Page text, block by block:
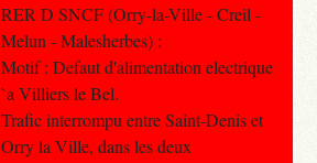
RER D SNCF (Orry-la-Ville - Creil -
Melun - Malesherbes) :
Motif : Defaut d'alimentation electrique
`a Villiers le Bel.
Trafic interrompu entre Saint-Denis et
Orry la Ville, dans les deux